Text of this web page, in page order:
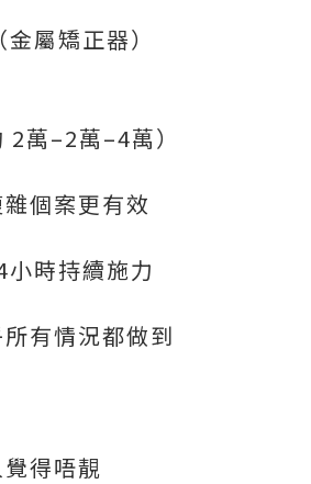
屬矯正器）
萬–2萬–4萬）
個案更有效
時持續施力
有情況都做到
得唔靚